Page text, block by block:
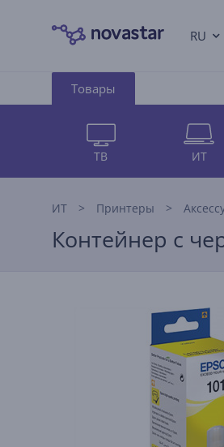
RU
Товары
ТВ ИТ
ИТ Принтеры
Контейнер с